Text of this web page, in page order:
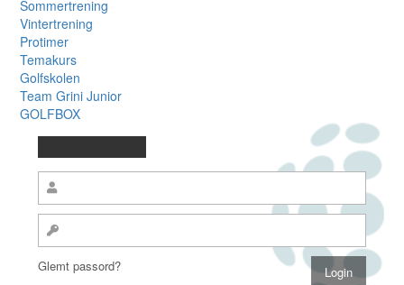
Sommertrening
Vintertrening
Protimer
Temakurs
Golfskolen
Team Grini Junior
GOLFBOX
Glemt passord?